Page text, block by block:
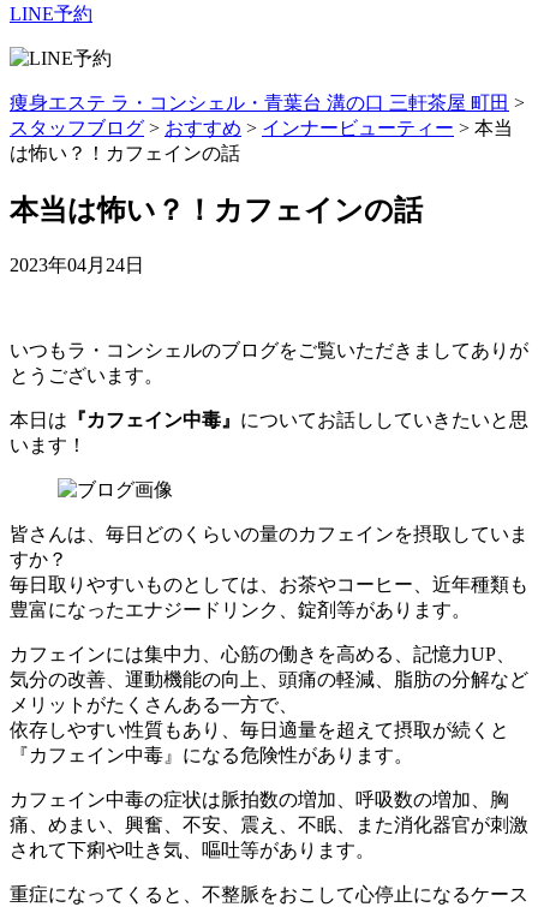
LINE予約
痩身エステ ラ・コンシェル・青葉台 溝の口 三軒茶屋 町田 >
スタッフブログ > おすすめ > インナービューティー > 本当
は怖い？！カフェインの話
本当は怖い？！カフェインの話
2023年04月24日
いつもラ・コンシェルのブログをご覧いただきましてありが
とうございます。
本日は 『カフェイン中毒』 についてお話ししていきたいと思
います！
皆さんは、毎日どのくらいの量のカフェインを摂取していま
すか？
毎日取りやすいものとしては、お茶やコーヒー、近年種類も
豊富になったエナジードリンク、錠剤等があります。
カフェインには集中力、心筋の働きを高める、記憶力UP、
気分の改善、運動機能の向上、頭痛の軽減、脂肪の分解など
メリットがたくさんある一方で、
依存しやすい性質もあり、毎日適量を超えて摂取が続くと
『カフェイン中毒』になる危険性があります。
カフェイン中毒の症状は脈拍数の増加、呼吸数の増加、胸
痛、めまい、興奮、不安、震え、不眠、また消化器官が刺激
されて下痢や吐き気、嘔吐等があります。
重症になってくると、不整脈をおこして心停止になるケース